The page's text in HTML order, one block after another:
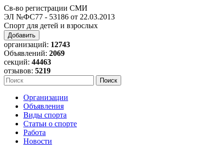
Св-во регистрации СМИ
ЭЛ №ФС77 - 53186 от 22.03.2013
Спорт для детей и взрослых
Добавить
организаций: 12743
Объявлений: 2069
секций: 44463
отзывов: 5219
Организации
Объявления
Виды спорта
Статьи о спорте
Работа
Новости